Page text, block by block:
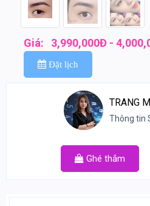
Giá: 3,990,000Đ -
Đặt lịch
TRANG
Thông tin
Ghé thắm